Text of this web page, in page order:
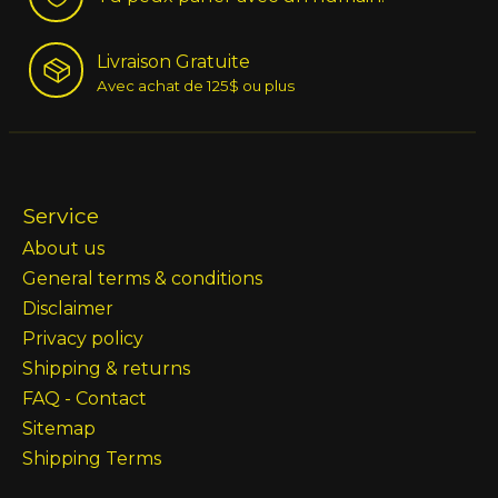
Livraison Gratuite
Avec achat de 125$ ou plus
Service
About us
General terms & conditions
Disclaimer
Privacy policy
Shipping & returns
FAQ - Contact
Sitemap
Shipping Terms